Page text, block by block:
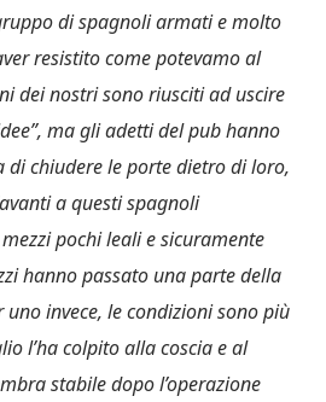
di spagnoli armati e molto
resistito come potevamo al
dei nostri sono riusciti ad uscire
ma gli adetti del pub hanno
chiudere le porte dietro di loro,
a questi spagnoli
pochi leali e sicuramente
hanno passato una parte della
uno invece, le condizioni sono più
l’ha colpito alla coscia e al
stabile dopo l’operazione